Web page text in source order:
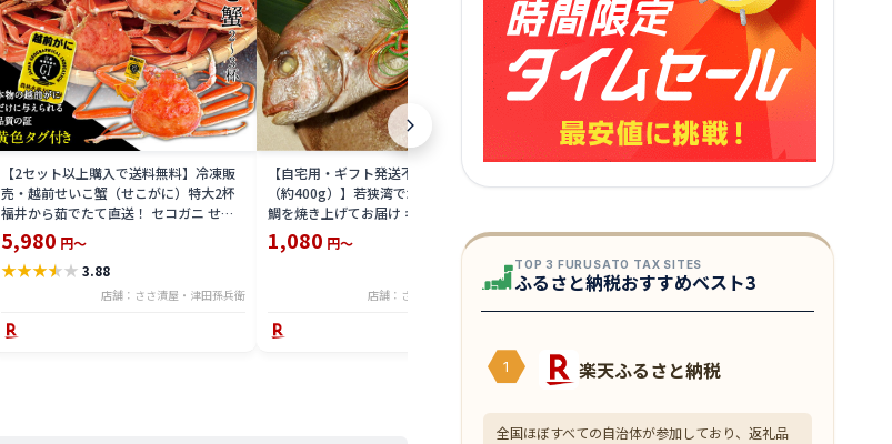
【2セット以上購入で送料無料】冷凍販
売・越前せいこ蟹（せこがに）特大2杯
福井から茹でたて直送！ セコガニ せい
こがに 越前かに ずわい蟹のメス 保冷容
器込み [_216926_]【NE】
5,980 円～
★★★★★ 3.88
店舗：ささ漬屋・津田孫兵衛
【自宅用・ギフト発送不可】【祝い鯛
（約400g）】若狭湾で水揚げされた真
鯛を焼き上げてお届け ギフト お祝い お
返し お慶び 内祝 お取り寄せ 福井 お食い
初め [_112605_]
1,080 円～
店舗：ささ漬屋・津田孫兵衛
約300g） 保冷容器つき 旅サラダで紹
8,070円～
店舗：ささ漬屋・津田孫兵衛
白身魚のフリ
1kg【鱈】【
1,850
TOP 3 FURUSATO TAX SITES
ふるさと納税おすすめベスト3
1 楽天ふるさと納税
全国ほぼすべての自治体が参加しており、返礼品